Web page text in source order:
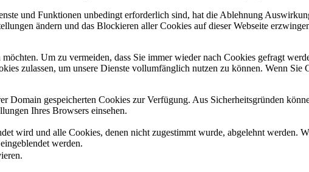
und Funktionen unbedingt erforderlich sind, hat die Ablehnung
ändern und das Blockieren aller Cookies auf dieser Webseite
Um zu vermeiden, dass Sie immer wieder nach Cookies gefragt
zulassen, um unsere Dienste vollumfänglich nutzen zu können. Wenn Sie
Domain gespeicherten Cookies zur Verfügung. Aus Sicherheitsgründen
Ihres Browsers einsehen.
wird und alle Cookies, denen nicht zugestimmt wurde, abgelehnt werden.
werden.